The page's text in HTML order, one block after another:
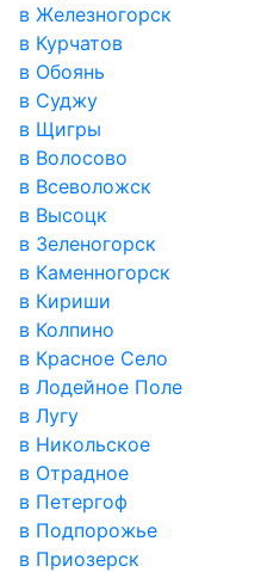
в Железногорск
в Курчатов
в Обоянь
в Суджу
в Щигры
в Волосово
в Всеволожск
в Высоцк
в Зеленогорск
в Каменногорск
в Кириши
в Колпино
в Красное Село
в Лодейное Поле
в Лугу
в Никольское
в Отрадное
в Петергоф
в Подпорожье
в Приозерск